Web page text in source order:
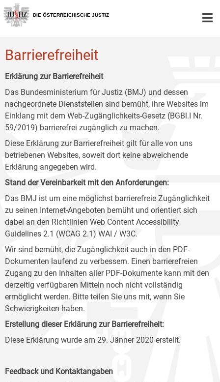
Zur
Hauptnavigation
[1]
Zum
Inhalt
[2]
Zum
Untermenü
[3]
DIE ÖSTERREICHISCHE JUSTIZ
Barrierefreiheit
Erklärung zur Barrierefreiheit
Das Bundesministerium für Justiz (BMJ) und dessen
nachgeordnete Dienststellen sind bemüht, ihre Websites im
Einklang mit dem Web-Zugänglichkeits-Gesetz (BGBl.I Nr.
59/2019) barrierefrei zugänglich zu machen.
Diese Erklärung zur Barrierefreiheit gilt für alle von uns
betriebenen Websites, soweit dort keine abweichende
Erklärung angegeben wird.
Stand der Vereinbarkeit mit den Anforderungen:
Das BMJ ist um eine möglichst barrierefreie Zugänglichkeit
zu seinen Internet-Angeboten bemüht und orientiert sich
dabei an den Richtlinien Web Content Accessibility
Guidelines 2.1 (WCAG 2.1) WAI / W3C.
Wir sind bemüht, die Zugänglichkeit auch in den PDF-
Dokumenten laufend zu verbessern. Einen barrierefreien
Zugang zu den Inhalten aller PDF-Dokumente kann mit den
derzeitig verfügbaren Mitteln noch nicht vollständig
ermöglicht werden. Bitte teilen Sie uns mit, wenn Sie
Schwierigkeiten haben.
Erstellung dieser Erklärung zur Barrierefreiheit:
Diese Erklärung wurde am 29. Jänner 2020 erstellt.
Feedback und Kontaktangaben